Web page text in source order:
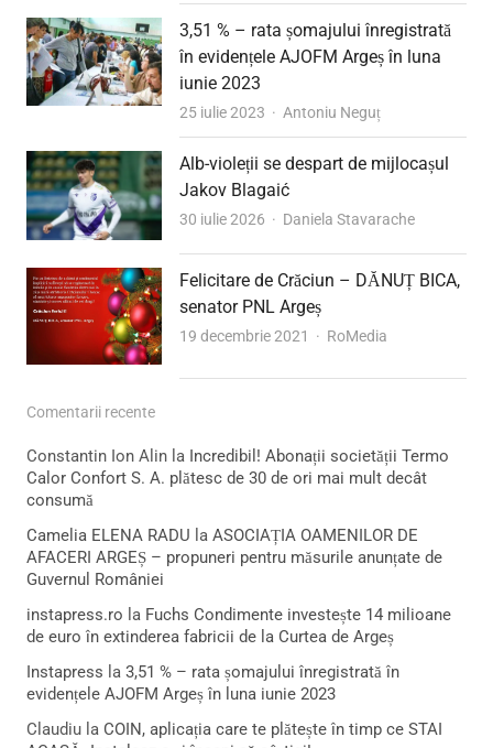
3,51 % – rata șomajului înregistrată
în evidențele AJOFM Argeș în luna
iunie 2023
25 iulie 2023 Author
Antoniu Neguț
Alb-violeții se despart de mijlocașul
Jakov Blagaić
30 iulie 2026 Author
Daniela Stavarache
Felicitare de Crăciun – DĂNUȚ BICA,
senator PNL Argeș
19 decembrie 2021 Author
RoMedia
Comentarii recente
Constantin Ion Alin la Incredibil! Abonații societății Termo
Calor Confort S. A. plătesc de 30 de ori mai mult decât
consumă
Camelia ELENA RADU la ASOCIAȚIA OAMENILOR DE
AFACERI ARGEȘ – propuneri pentru măsurile anunțate de
Guvernul României
instapress.ro la Fuchs Condimente investește 14 milioane
de euro în extinderea fabricii de la Curtea de Argeș
Instapress la 3,51 % – rata șomajului înregistrată în
evidențele AJOFM Argeș în luna iunie 2023
Claudiu la COIN, aplicația care te plătește în timp ce STAI